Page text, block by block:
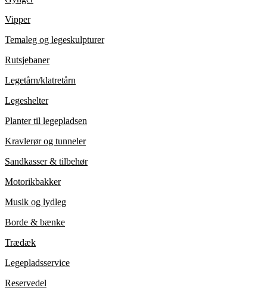
Vipper
Temaleg og legeskulpturer
Rutsjebaner
Legetårn/klatretårn
Legeshelter
Planter til legepladsen
Kravlerør og tunneler
Sandkasser & tilbehør
Motorikbakker
Musik og lydleg
Borde & bænke
Trædæk
Legepladsservice
Reservedel